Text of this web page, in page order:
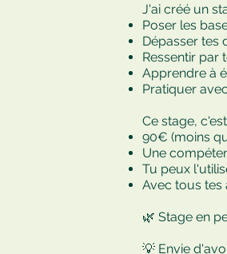
J'ai créé un
Poser les
Dépasser tes
Ressentir par
Apprendre à
Pratiquer
Ce stage,
90€ (moins
Une
Tu peux
Avec tous tes
🌿 Stage en
💡 Envie